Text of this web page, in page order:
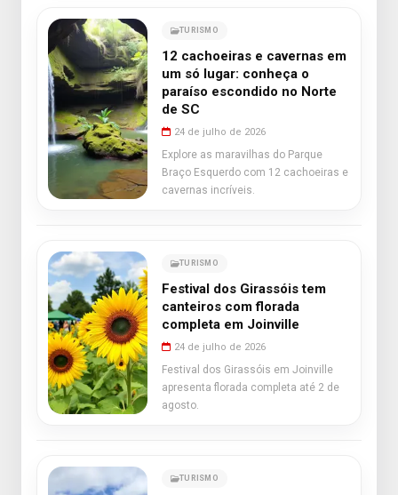
TURISMO
12 cachoeiras e cavernas em
um só lugar: conheça o
paraíso escondido no Norte
de SC
24 de julho de 2026
Explore as maravilhas do Parque
Braço Esquerdo com 12 cachoeiras e
cavernas incríveis.
TURISMO
Festival dos Girassóis tem
canteiros com florada
completa em Joinville
24 de julho de 2026
Festival dos Girassóis em Joinville
apresenta florada completa até 2 de
agosto.
TURISMO